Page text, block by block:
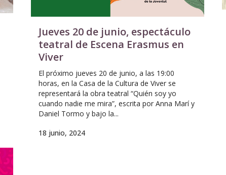
Jueves 20 de junio, espectáculo
teatral de Escena Erasmus en
Viver
El próximo jueves 20 de junio, a las 19:00
horas, en la Casa de la Cultura de Viver se
representará la obra teatral “Quién soy yo
cuando nadie me mira”, escrita por Anna Marí y
Daniel Tormo y bajo la...
18 junio, 2024